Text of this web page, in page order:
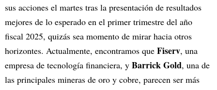
sus acciones el martes tras la presentación de resultados
mejores de lo esperado en el primer trimestre del año
fiscal 2025, quizás sea momento de mirar hacia otros
horizontes. Actualmente, encontramos que Fiserv, una
empresa de tecnología financiera, y Barrick Gold, una de
las principales mineras de oro y cobre, parecen ser más